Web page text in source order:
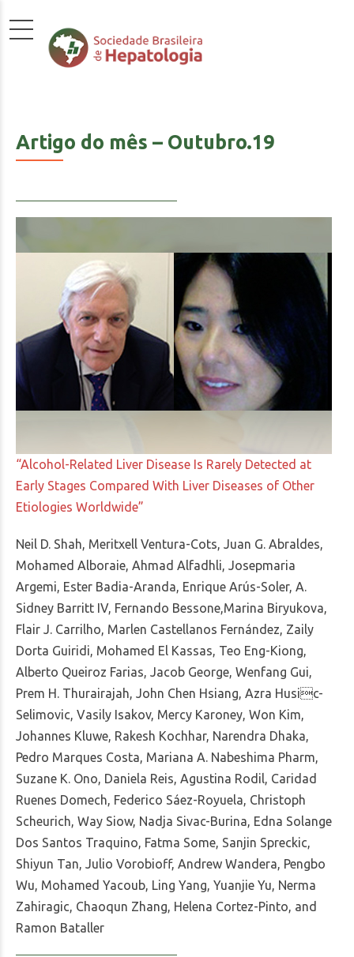
Artigo do mês – Outubro.19
“Alcohol-Related Liver Disease Is Rarely Detected at
Early Stages Compared With Liver Diseases of Other
Etiologies Worldwide”
Neil D. Shah, Meritxell Ventura-Cots, Juan G. Abraldes,
Mohamed Alboraie, Ahmad Alfadhli, Josepmaria
Argemi, Ester Badia-Aranda, Enrique Arús-Soler, A.
Sidney Barritt IV, Fernando Bessone,Marina Biryukova,
Flair J. Carrilho, Marlen Castellanos Fernández, Zaily
Dorta Guiridi, Mohamed El Kassas, Teo Eng-Kiong,
Alberto Queiroz Farias, Jacob George, Wenfang Gui,
Prem H. Thurairajah, John Chen Hsiang, Azra Husic-
Selimovic, Vasily Isakov, Mercy Karoney, Won Kim,
Johannes Kluwe, Rakesh Kochhar, Narendra Dhaka,
Pedro Marques Costa, Mariana A. Nabeshima Pharm,
Suzane K. Ono, Daniela Reis, Agustina Rodil, Caridad
Ruenes Domech, Federico Sáez-Royuela, Christoph
Scheurich, Way Siow, Nadja Sivac-Burina, Edna Solange
Dos Santos Traquino, Fatma Some, Sanjin Spreckic,
Shiyun Tan, Julio Vorobioff, Andrew Wandera, Pengbo
Wu, Mohamed Yacoub, Ling Yang, Yuanjie Yu, Nerma
Zahiragic, Chaoqun Zhang, Helena Cortez-Pinto, and
Ramon Bataller